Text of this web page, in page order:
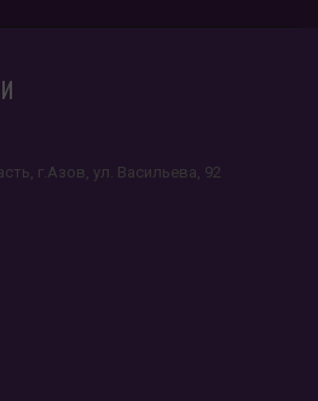
г.Азов, ул. Васильева, 92